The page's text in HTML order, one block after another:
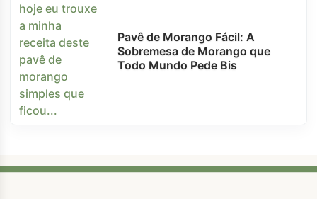
Pavê de Morango Fácil: A
Sobremesa de Morango que
Todo Mundo Pede Bis